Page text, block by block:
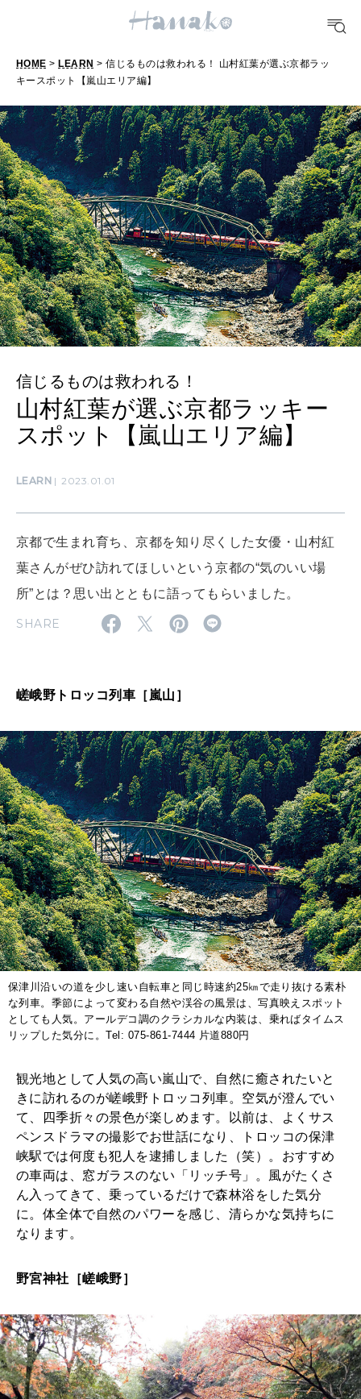
FOOD
TRAVEL
どこ行く？
FORTUNE
明日のわたし
[12星座別] Weekly Holoscope
[12星座別] Monthly Love Holoscope
女神まり愛のタロットメッセージ
HEALTH
自分にやさしく
MAMA
SUSTAINABLE
CULTURE
いい人生って？
MAGAZINE
特集
2026年9月号「北海道 おいしく遊ぶ、夏のご褒美旅。」
2026年8月号『お茶の時間です。』
2026年7月号「鎌倉 ローカルが 教えてくれた 本当の歩き方。」
2026年6月号「大銀座 トレンドが生まれる 新しい一流店へ。」
2026年5月号「“大好き”に出会いに。韓国」
2026年4月号「未来をつくる、学びの教科書。」
2026年3月号「スイーツ予想図 2026」
2026年2月号「良運を掴む 新・開運術。」
2026年1月号「猫がいれば、幸せ」
2025年12月号「お酒の新常識。」
MAGAZINE MOOK
FOLLOW US!
HOME > LEARN > 信じるものは救われる！ 山村紅葉が選ぶ京都ラッ
キースポット【嵐山エリア編】
信じるものは救われる！
山村紅葉が選ぶ京都ラッキー
スポット【嵐山エリア編】
LEARN 2023.01.01
京都で生まれ育ち、京都を知り尽くした女優・山村紅
葉さんがぜひ訪れてほしいという京都の“気のいい場
所”とは？思い出とともに語ってもらいました。
SHARE
嵯峨野トロッコ列車［嵐山］
保津川沿いの道を少し速い自転車と同じ時速約25㎞で走り抜ける素朴
な列車。季節によって変わる自然や渓谷の風景は、写真映えスポット
としても人気。アールデコ調のクラシカルな内装は、乗ればタイムス
リップした気分に。Tel: 075-861-7444 片道880円
観光地として人気の高い嵐山で、自然に癒されたいと
きに訪れるのが嵯峨野トロッコ列車。空気が澄んでい
て、四季折々の景色が楽しめます。以前は、よくサス
ペンスドラマの撮影でお世話になり、トロッコの保津
峡駅では何度も犯人を逮捕しました（笑）。おすすめ
の車両は、窓ガラスのない「リッチ号」。風がたくさ
ん入ってきて、乗っているだけで森林浴をした気分
に。体全体で自然のパワーを感じ、清らかな気持ちに
なります。
野宮神社［嵯峨野］